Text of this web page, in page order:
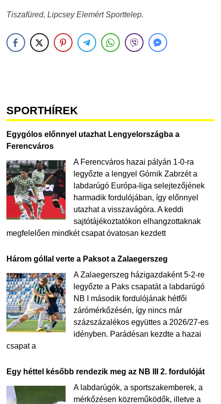
Tiszafüred, Lipcsey Elemért Sporttelep.
SPORTHÍREK
Egygólos előnnyel utazhat Lengyelországba a
Ferencváros
A Ferencváros hazai pályán 1-0-ra
legyőzte a lengyel Górnik Zabrzét a
labdarúgó Európa-liga selejtezőjének
harmadik fordulójában, így előnnyel
utazhat a visszavágóra. A keddi
sajtótájékoztatókon elhangzottaknak
megfelelően mindkét csapat óvatosan kezdett
Három góllal verte a Paksot a Zalaegerszeg
A Zalaegerszeg házigazdaként 5-2-re
legyőzte a Paks csapatát a labdarúgó
NB I második fordulójának hétfői
zárómérkőzésén, így nincs már
százszázalékos együttes a 2026/27-es
idényben. Parádésan kezdte a hazai
csapat a
Egy héttel később rendezik meg az NB III 2. fordulóját
A labdarúgók, a sportszakemberek, a
mérkőzésen közreműködők, illetve a